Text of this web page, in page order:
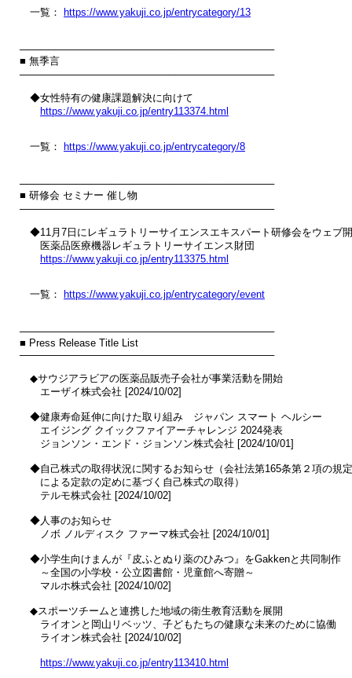
一覧： https://www.yakuji.co.jp/entrycategory/13
────────────────────────────────────
■ 無季言
────────────────────────────────────
◆女性特有の健康課題解決に向けて
https://www.yakuji.co.jp/entry113374.html
一覧： https://www.yakuji.co.jp/entrycategory/8
────────────────────────────────────
■ 研修会 セミナー 催し物
────────────────────────────────────
◆11月7日にレギュラトリーサイエンスエキスパート研修会をウェブ
医薬品医療機器レギュラトリーサイエンス財団
https://www.yakuji.co.jp/entry113375.html
一覧： https://www.yakuji.co.jp/entrycategory/event
────────────────────────────────────
■ Press Release Title List
────────────────────────────────────
◆サウジアラビアの医薬品販売子会社が事業活動を開始
エーザイ株式会社 [2024/10/02]
◆健康寿命延伸に向けた取り組み　ジャパン スマート ヘルシー
エイジング クイックファイアーチャレンジ 2024発表
ジョンソン・エンド・ジョンソン株式会社 [2024/10/01]
◆自己株式の取得状況に関するお知らせ（会社法第165条第２項の規定
による定款の定めに基づく自己株式の取得）
テルモ株式会社 [2024/10/02]
◆人事のお知らせ
ノボ ノルディスク ファーマ株式会社 [2024/10/01]
◆小学生向けまんが『皮ふとぬり薬のひみつ』をGakkenと共同制作
～全国の小学校・公立図書館・児童館へ寄贈～
マルホ株式会社 [2024/10/02]
◆スポーツチームと連携した地域の衛生教育活動を展開
ライオンと岡山リベッツ、子どもたちの健康な未来のために協働
ライオン株式会社 [2024/10/02]
https://www.yakuji.co.jp/entry113410.html